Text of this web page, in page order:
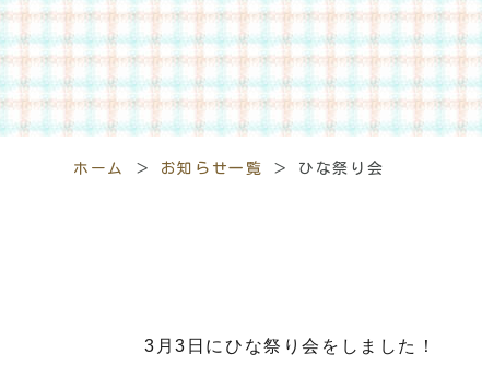
ホーム ＞ お知らせ一覧 ＞ ひな祭り会
3月3日にひな祭り会をしました！